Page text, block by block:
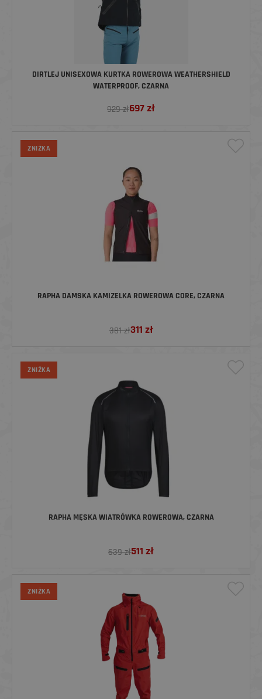
DIRTLEJ UNISEXOWA KURTKA ROWEROWA WEATHERSHIELD
WATERPROOF, CZARNA
929 zł697zł
ZNIŻKA
RAPHA DAMSKA KAMIZELKA ROWEROWA CORE, CZARNA
381 zł311 zł
ZNIŻKA
RAPHA MĘSKA WIATRÓWKA ROWEROWA, CZARNA
639 zł511 zł
ZNIŻKA